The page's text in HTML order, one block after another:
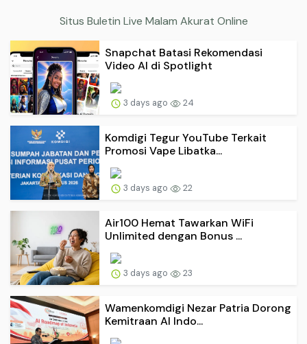
Situs Buletin Live Malam Akurat Online
Snapchat Batasi Rekomendasi
Video AI di Spotlight
3 days ago 24
Komdigi Tegur YouTube Terkait
Promosi Vape Libatka...
3 days ago 22
Air100 Hemat Tawarkan WiFi
Unlimited dengan Bonus ...
3 days ago 23
Wamenkomdigi Nezar Patria Dorong
Kemitraan AI Indo...